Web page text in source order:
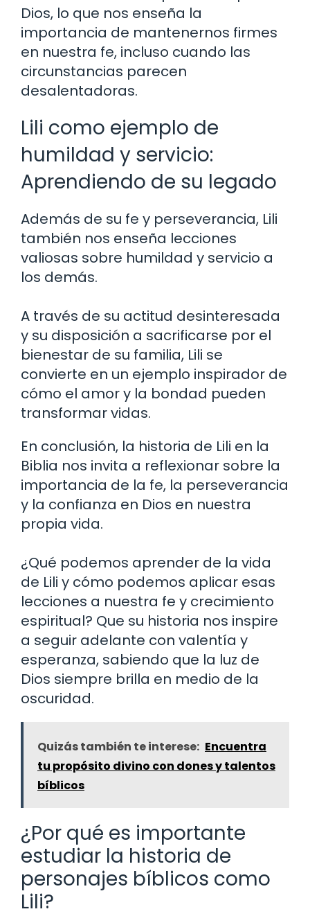
Dios, lo que nos enseña la
importancia de mantenernos firmes
en nuestra fe, incluso cuando las
circunstancias parecen
desalentadoras.
Lili como ejemplo de
humildad y servicio:
Aprendiendo de su legado
Además de su fe y perseverancia, Lili
también nos enseña lecciones
valiosas sobre humildad y servicio a
los demás.
A través de su actitud desinteresada
y su disposición a sacrificarse por el
bienestar de su familia, Lili se
convierte en un ejemplo inspirador de
cómo el amor y la bondad pueden
transformar vidas.
En conclusión, la historia de Lili en la
Biblia nos invita a reflexionar sobre la
importancia de la fe, la perseverancia
y la confianza en Dios en nuestra
propia vida.
¿Qué podemos aprender de la vida
de Lili y cómo podemos aplicar esas
lecciones a nuestra fe y crecimiento
espiritual? Que su historia nos inspire
a seguir adelante con valentía y
esperanza, sabiendo que la luz de
Dios siempre brilla en medio de la
oscuridad.
Quizás también te interese: Encuentra
tu propósito divino con dones y talentos
bíblicos
¿Por qué es importante
estudiar la historia de
personajes bíblicos como
Lili?